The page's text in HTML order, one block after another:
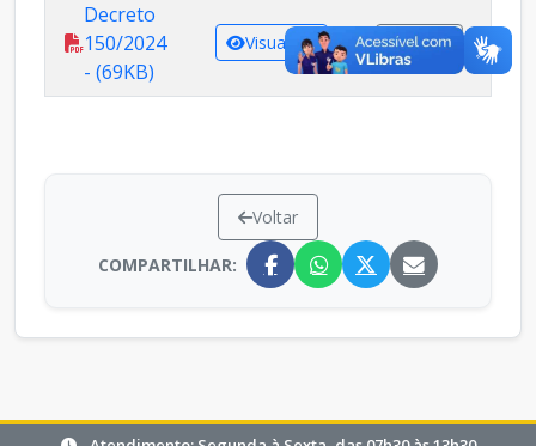
Decreto
150/2024
- (69KB)
Visualizar Baixar
Voltar
COMPARTILHAR: